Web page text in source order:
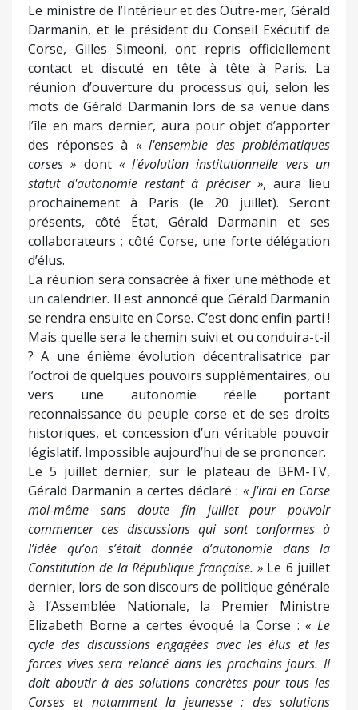
Le ministre de l’Intérieur et des Outre-mer, Gérald
Darmanin, et le président du Conseil Exécutif de
Corse, Gilles Simeoni, ont repris officiellement
contact et discuté en tête à tête à Paris. La
réunion d’ouverture du processus qui, selon les
mots de Gérald Darmanin lors de sa venue dans
l’île en mars dernier, aura pour objet d’apporter
des réponses à « l'ensemble des problématiques
corses » dont « l'évolution institutionnelle vers un
statut d'autonomie restant à préciser », aura lieu
prochainement à Paris (le 20 juillet). Seront
présents, côté État, Gérald Darmanin et ses
collaborateurs ; côté Corse, une forte délégation
d’élus.
La réunion sera consacrée à fixer une méthode et
un calendrier. Il est annoncé que Gérald Darmanin
se rendra ensuite en Corse. C’est donc enfin parti !
Mais quelle sera le chemin suivi et ou conduira-t-il
? A une énième évolution décentralisatrice par
l’octroi de quelques pouvoirs supplémentaires, ou
vers une autonomie réelle portant
reconnaissance du peuple corse et de ses droits
historiques, et concession d’un véritable pouvoir
législatif. Impossible aujourd’hui de se prononcer.
Le 5 juillet dernier, sur le plateau de BFM-TV,
Gérald Darmanin a certes déclaré : « J'irai en Corse
moi-même sans doute fin juillet pour pouvoir
commencer ces discussions qui sont conformes à
l’idée qu’on s’était donnée d’autonomie dans la
Constitution de la République française. »Le 6 juillet
dernier, lors de son discours de politique générale
à l’Assemblée Nationale, la Premier Ministre
Elizabeth Borne a certes évoqué la Corse :« Le
cycle des discussions engagées avec les élus et les
forces vives sera relancé dans les prochains jours. Il
doit aboutir à des solutions concrètes pour tous les
Corses et notamment la jeunesse : des solutions